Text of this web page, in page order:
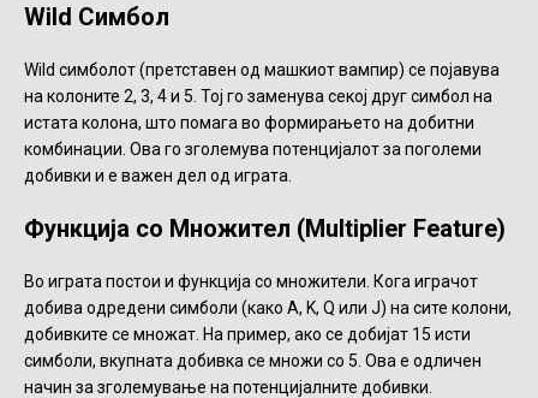
Wild Симбол
Wild симболот (претставен од машкиот вампир) се појавува
на колоните 2, 3, 4 и 5. Тој го заменува секој друг симбол на
истата колона, што помага во формирањето на добитни
комбинации. Ова го зголемува потенцијалот за поголеми
добивки и е важен дел од играта.
Функција со Множител (Multiplier Feature)
Во играта постои и функција со множители. Кога играчот
добива одредени симболи (како А, K, Q или J) на сите колони,
добивките се множат. На пример, ако се добијат 15 исти
симболи, вкупната добивка се множи со 5. Ова е одличен
начин за зголемување на потенцијалните добивки.